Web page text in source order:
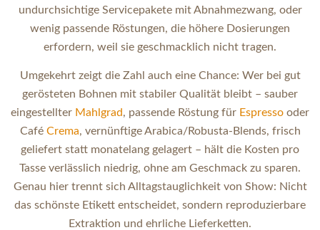
undurchsichtige Servicepakete mit Abnahmezwang, oder
wenig passende Röstungen, die höhere Dosierungen
erfordern, weil sie geschmacklich nicht tragen.
Umgekehrt zeigt die Zahl auch eine Chance: Wer bei gut
gerösteten Bohnen mit stabiler Qualität bleibt – sauber
eingestellter Mahlgrad, passende Röstung für Espresso oder
Café Crema, vernünftige Arabica/Robusta-Blends, frisch
geliefert statt monatelang gelagert – hält die Kosten pro
Tasse verlässlich niedrig, ohne am Geschmack zu sparen.
Genau hier trennt sich Alltagstauglichkeit von Show: Nicht
das schönste Etikett entscheidet, sondern reproduzierbare
Extraktion und ehrliche Lieferketten.